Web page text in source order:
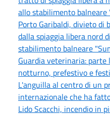
allo stabilimento balneare
Porto Garibaldi, divieto di
dalla spiaggia libera nord
stabilimento balneare
Guardia veterinaria:
notturno, prefestivo e
L'anguilla al centro di un
internazionale che ha
Lido Scacchi, incendio in